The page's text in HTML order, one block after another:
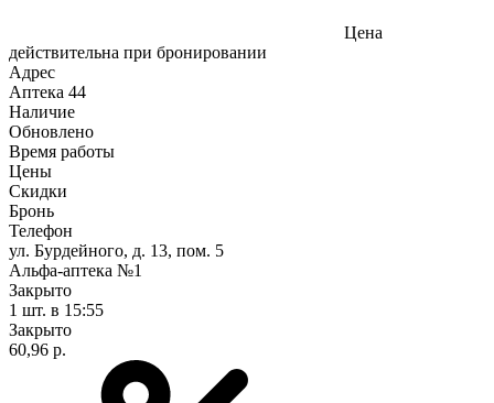
Цена
действительна при бронировании
Адрес
Аптека 44
Наличие
Обновлено
Время работы
Цены
Скидки
Бронь
Телефон
ул. Бурдейного, д. 13, пом. 5
Альфа-аптека №1
Закрыто
1 шт. в 15:55
Закрыто
60,96 р.